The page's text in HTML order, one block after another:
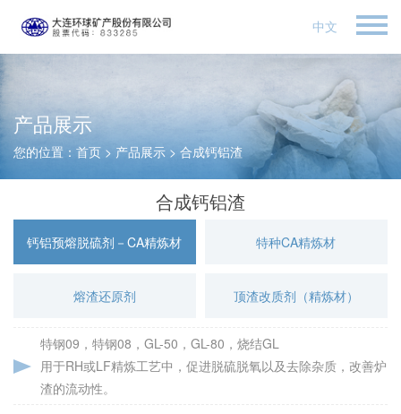
中文
产品展示
您的位置： 首页 > 产品展示 > 合成钙铝渣
合成钙铝渣
钙铝预熔脱硫剂－CA精炼材 特种CA精炼材
熔渣还原剂 顶渣改质剂（精炼材）
特钢09，特钢08，GL-50，GL-80，烧结GL
用于RH或LF精炼工艺中，促进脱硫脱氧以及去除杂质，改善炉
渣的流动性。